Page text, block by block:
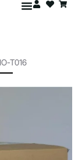
T016